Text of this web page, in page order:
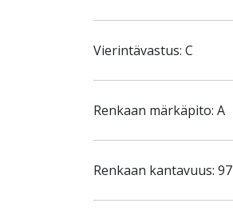
Vierintävastus: C
Renkaan märkäpito: A
Renkaan kantavuus: 97